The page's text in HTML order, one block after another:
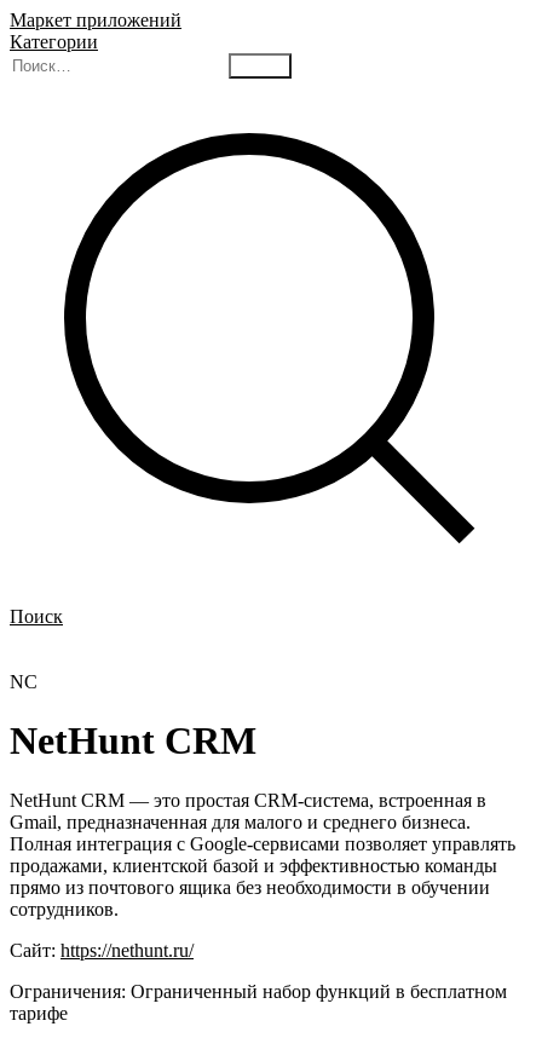
Маркет приложений
Категории
Поиск
NC
NetHunt CRM
NetHunt CRM — это простая CRM-система, встроенная в
Gmail, предназначенная для малого и среднего бизнеса.
Полная интеграция с Google-сервисами позволяет управлять
продажами, клиентской базой и эффективностью команды
прямо из почтового ящика без необходимости в обучении
сотрудников.
Сайт: https://nethunt.ru/
Ограничения: Ограниченный набор функций в бесплатном
тарифе